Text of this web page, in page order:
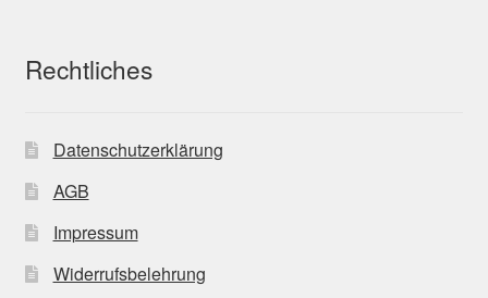
Rechtliches
Datenschutzerklärung
AGB
Impressum
Widerrufsbelehrung